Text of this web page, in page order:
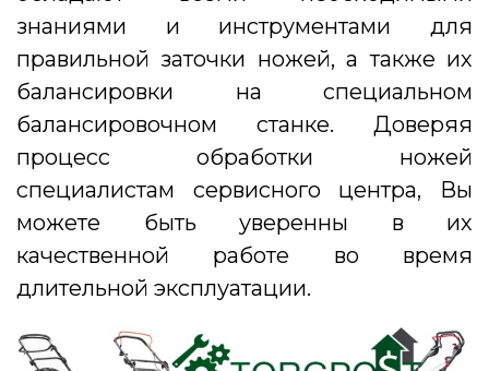
знаниями и инструментами для
правильной заточки ножей, а также их
балансировки на специальном
балансировочном станке. Доверяя
процесс обработки ножей
специалистам сервисного центра, Вы
можете быть уверенны в их
качественной работе во время
длительной эксплуатации.